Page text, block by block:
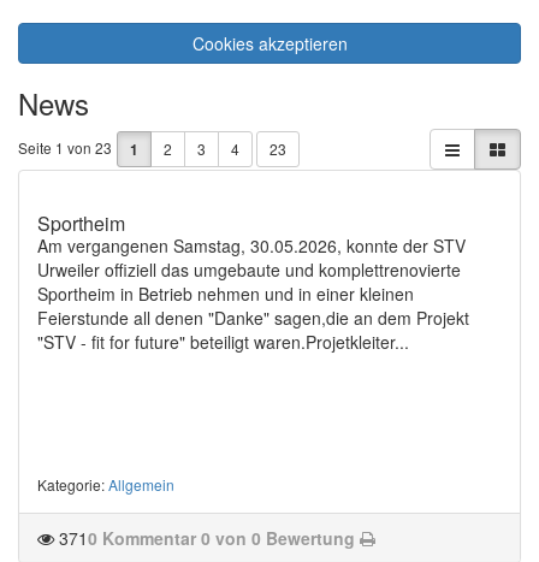
Cookies akzeptieren
News
Seite 1 von 23 1 2 3 4 23
Sportheim
Am vergangenen Samstag, 30.05.2026, konnte der STV
Urweiler offiziell das umgebaute und komplettrenovierte
Sportheim in Betrieb nehmen und in einer kleinen
Feierstunde all denen "Danke" sagen,die an dem Projekt
"STV - fit for future" beteiligt waren.Projetkleiter...
Kategorie:Allgemein
3710 Kommentar 0 von 0 Bewertung